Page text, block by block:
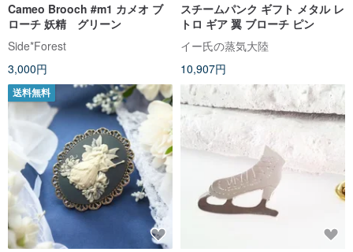
Cameo Brooch #m1 カメオ ブ
ローチ 妖精 グリーン
Side*Forest
3,000円
スチームパンク ギフト メタル レ
トロ ギア 翼 ブローチ ピン
イー氏の蒸気大陸
10,907円
送料無料